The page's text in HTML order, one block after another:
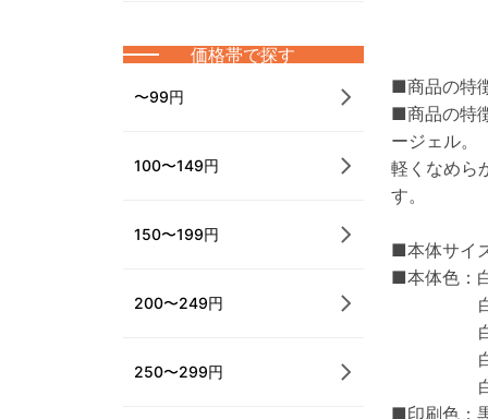
■商品の特
■商品の特
ージェル。
軽くなめら
す。
■本体サイ
■本体色：
白軸ブ
白軸ピ
白軸ス
白軸タ
■印刷色：
価格帯で探す
〜99円
100〜149円
150〜199円
200〜249円
250〜299円